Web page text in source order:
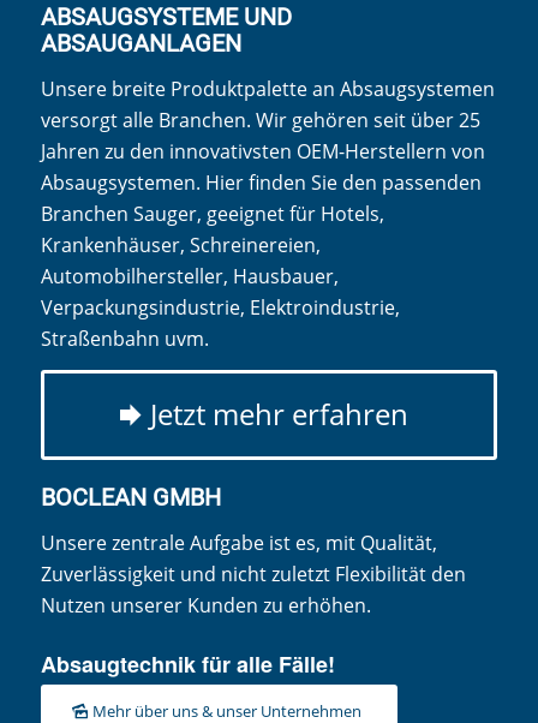
ABSAUGSYSTEME UND
ABSAUGANLAGEN
Unsere breite Produktpalette an Absaugsystemen
versorgt alle Branchen. Wir gehören seit über 25
Jahren zu den innovativsten OEM-Herstellern von
Absaugsystemen. Hier finden Sie den passenden
Branchen Sauger, geeignet für Hotels,
Krankenhäuser, Schreinereien,
Automobilhersteller, Hausbauer,
Verpackungsindustrie, Elektroindustrie,
Straßenbahn uvm.
Jetzt mehr erfahren
BOCLEAN GMBH
Unsere zentrale Aufgabe ist es, mit Qualität,
Zuverlässigkeit und nicht zuletzt Flexibilität den
Nutzen unserer Kunden zu erhöhen.
Absaugtechnik für alle Fälle!
Mehr über uns & unser Unternehmen